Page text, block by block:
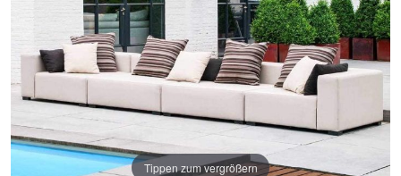
Tippen zum vergrößern